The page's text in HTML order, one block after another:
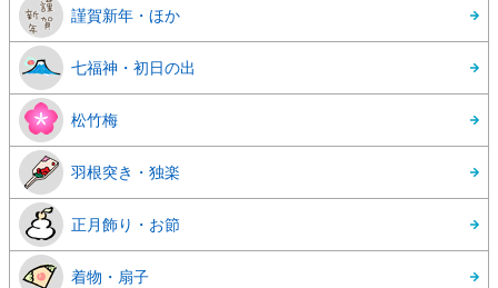
謹賀新年・ほか
七福神・初日の出
松竹梅
羽根突き・独楽
正月飾り・お節
着物・扇子